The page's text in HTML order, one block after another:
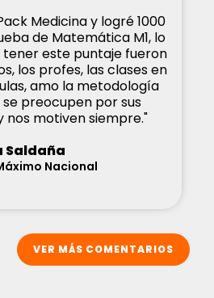
Medicina y logré 1000
de Matemática M1, lo
tener este puntaje fueron
los profes, las clases en
amo la metodología
se preocupen por sus
nos motiven siempre."
Saldaña
Nacional
VER MÁS COMENTARIOS